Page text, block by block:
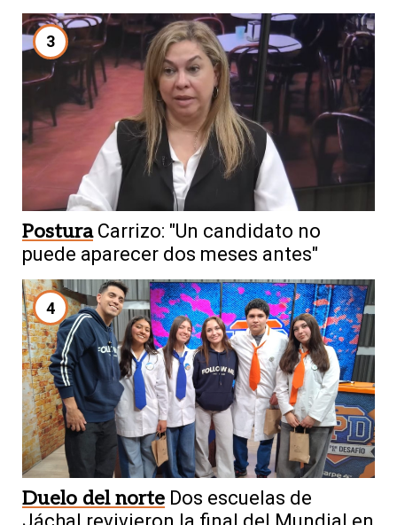
3
Postura Carrizo: "Un candidato no
puede aparecer dos meses antes"
4
Duelo del norte Dos escuelas de